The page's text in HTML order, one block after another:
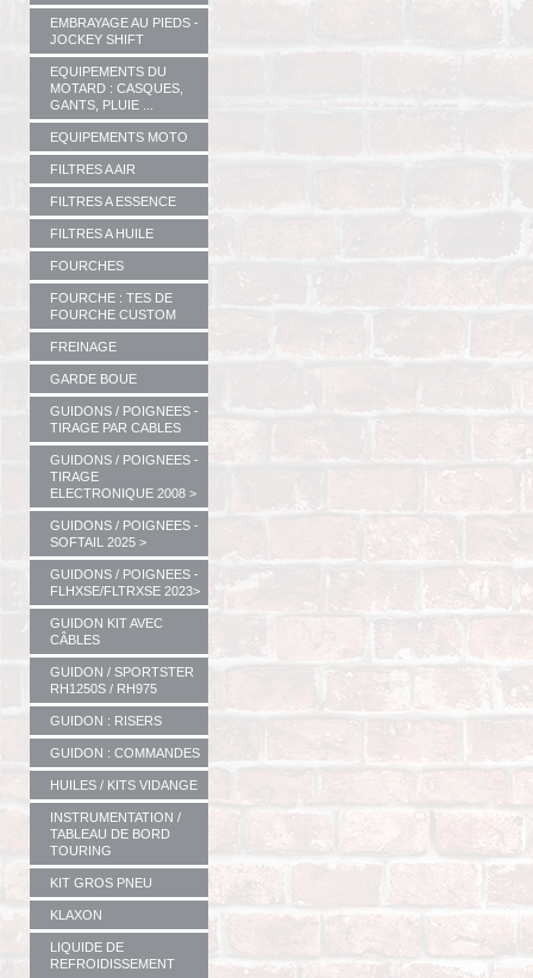
EMBRAYAGE AU PIEDS -
JOCKEY SHIFT
EQUIPEMENTS DU
MOTARD : CASQUES,
GANTS, PLUIE ...
EQUIPEMENTS MOTO
FILTRES A AIR
FILTRES A ESSENCE
FILTRES A HUILE
FOURCHES
FOURCHE : TES DE
FOURCHE CUSTOM
FREINAGE
GARDE BOUE
GUIDONS / POIGNEES -
TIRAGE PAR CABLES
GUIDONS / POIGNEES -
TIRAGE
ELECTRONIQUE 2008 >
GUIDONS / POIGNEES -
SOFTAIL 2025 >
GUIDONS / POIGNEES -
FLHXSE/FLTRXSE 2023>
GUIDON KIT AVEC
CÂBLES
GUIDON / SPORTSTER
RH1250S / RH975
GUIDON : RISERS
GUIDON : COMMANDES
HUILES / KITS VIDANGE
INSTRUMENTATION /
TABLEAU DE BORD
TOURING
KIT GROS PNEU
KLAXON
LIQUIDE DE
REFROIDISSEMENT